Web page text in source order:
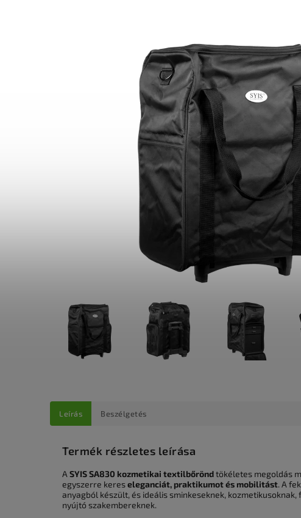
Leírás Beszélgetés
Termék részletes leírása
A SYIS SA830 kozmetikai textilbőröndtökéletes megoldás
egyszerre kereseleganciát, praktikumot és mobilitást. A
anyagból készült, és ideális sminkeseknek,
nyújtó szakembereknek.